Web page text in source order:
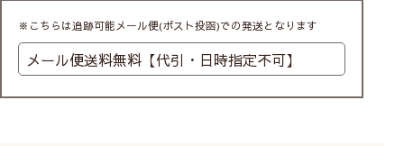
※こちらは追跡可能メール便(ポスト投函)での発送となります